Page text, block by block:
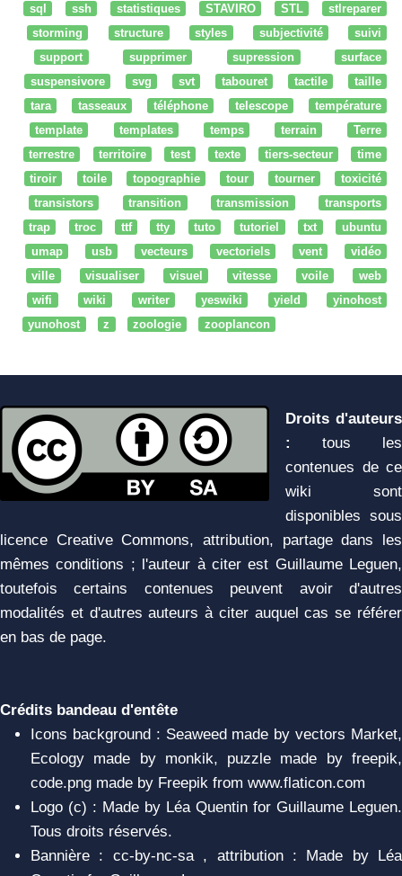
sql
ssh statistiques STAVIRO STL
stlreparer
storming
structure styles subjectivité
suivi
support
supprimer supression
surface
suspensivore
svg svt tabouret tactile
taille
tara
tasseaux téléphone telescope
température
template
templates temps terrain
Terre
terrestre
territoire test texte tiers-secteur
time
tiroir
toile topographie tour tourner
toxicité
transistors
transition transmission
transports
trap
troc ttf tty tuto tutoriel txt
ubuntu
umap
usb vecteurs vectoriels vent
vidéo
ville
visualiser visuel vitesse voile
web
wifi
wiki writer yeswiki yield
yinohost
yunohost
z zoologie zooplancon
Droits d'auteurs
:
tous les
contenues de ce
wiki sont
disponibles sous
licence Creative Commons, attribution, partage dans les
mêmes conditions ; l'auteur à citer est Guillaume Leguen,
toutefois certains contenues peuvent avoir d'autres
modalités et d'autres auteurs à citer auquel cas se référer
en bas de page.
Crédits bandeau d'entête
Icons background : Seaweed made by vectors Market,
Ecology made by monkik, puzzle made by freepik,
code.png made by Freepik from www.flaticon.com
Logo (c) : Made by Léa Quentin for Guillaume Leguen.
Tous droits réservés.
Bannière : cc-by-nc-sa , attribution : Made by Léa